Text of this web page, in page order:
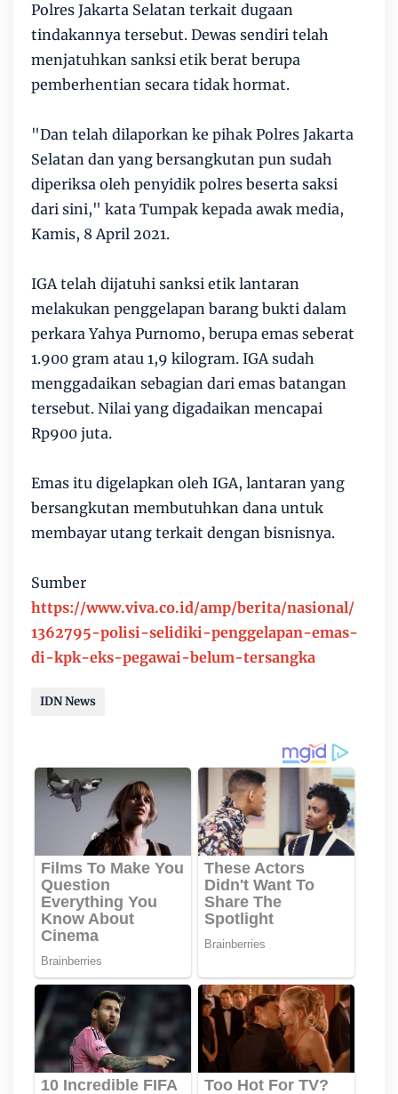
Polres Jakarta Selatan terkait dugaan
tindakannya tersebut. Dewas sendiri telah
menjatuhkan sanksi etik berat berupa
pemberhentian secara tidak hormat.
"Dan telah dilaporkan ke pihak Polres Jakarta
Selatan dan yang bersangkutan pun sudah
diperiksa oleh penyidik polres beserta saksi
dari sini," kata Tumpak kepada awak media,
Kamis, 8 April 2021.
IGA telah dijatuhi sanksi etik lantaran
melakukan penggelapan barang bukti dalam
perkara Yahya Purnomo, berupa emas seberat
1.900 gram atau 1,9 kilogram. IGA sudah
menggadaikan sebagian dari emas batangan
tersebut. Nilai yang digadaikan mencapai
Rp900 juta.
Emas itu digelapkan oleh IGA, lantaran yang
bersangkutan membutuhkan dana untuk
membayar utang terkait dengan bisnisnya.
Sumber
https://www.viva.co.id/amp/berita/nasional/
1362795-polisi-selidiki-penggelapan-emas-
di-kpk-eks-pegawai-belum-tersangka
IDN News